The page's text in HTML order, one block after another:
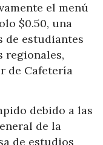
el menú
$0.50, una
de estudiantes
regionales,
de Cafetería
debido a las
de la
de estudios